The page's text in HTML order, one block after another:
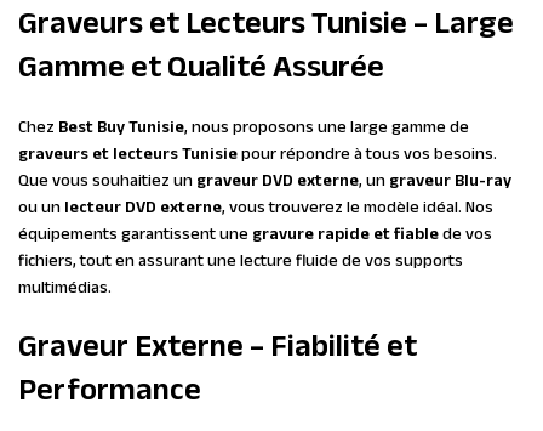
Graveurs et Lecteurs Tunisie – Large
Gamme et Qualité Assurée
Chez Best Buy Tunisie, nous proposons une large gamme de
graveurs et lecteurs Tunisiepour répondre à tous vos besoins.
Que vous souhaitiez ungraveur DVD externe, ungraveur Blu-ray
ou unlecteur DVD externe, vous trouverez le modèle idéal. Nos
équipements garantissent une gravure rapide et fiablede vos
fichiers, tout en assurant une lecture fluide de vos supports
multimédias.
Graveur Externe – Fiabilité et
Performance